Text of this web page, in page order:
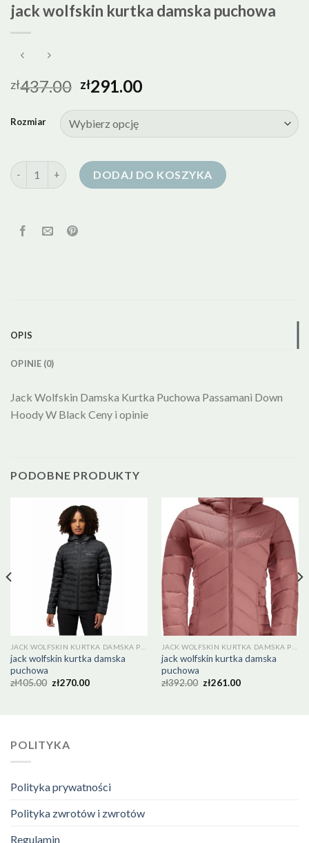
jack wolfskin kurtka damska puchowa
zł437.00 zł291.00
Rozmiar
ilość jack wolfskin kurtka damska puchowa
DODAJ DO KOSZYKA
OPIS
OPINIE (0)
Jack Wolfskin Damska Kurtka Puchowa Passamani Down
Hoody W Black Ceny i opinie
PODOBNE PRODUKTY
jack wolfskin kurtka damska
puchowa
zł405.00 zł270.00
jack wolfskin kurtka damska
puchowa
zł392.00 zł261.00
POLITYKA
Polityka prywatności
Polityka zwrotów i zwrotów
Regulamin